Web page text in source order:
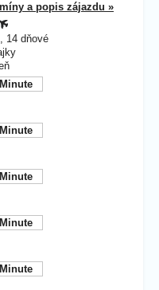
a popis zájazdu »
14 dňové